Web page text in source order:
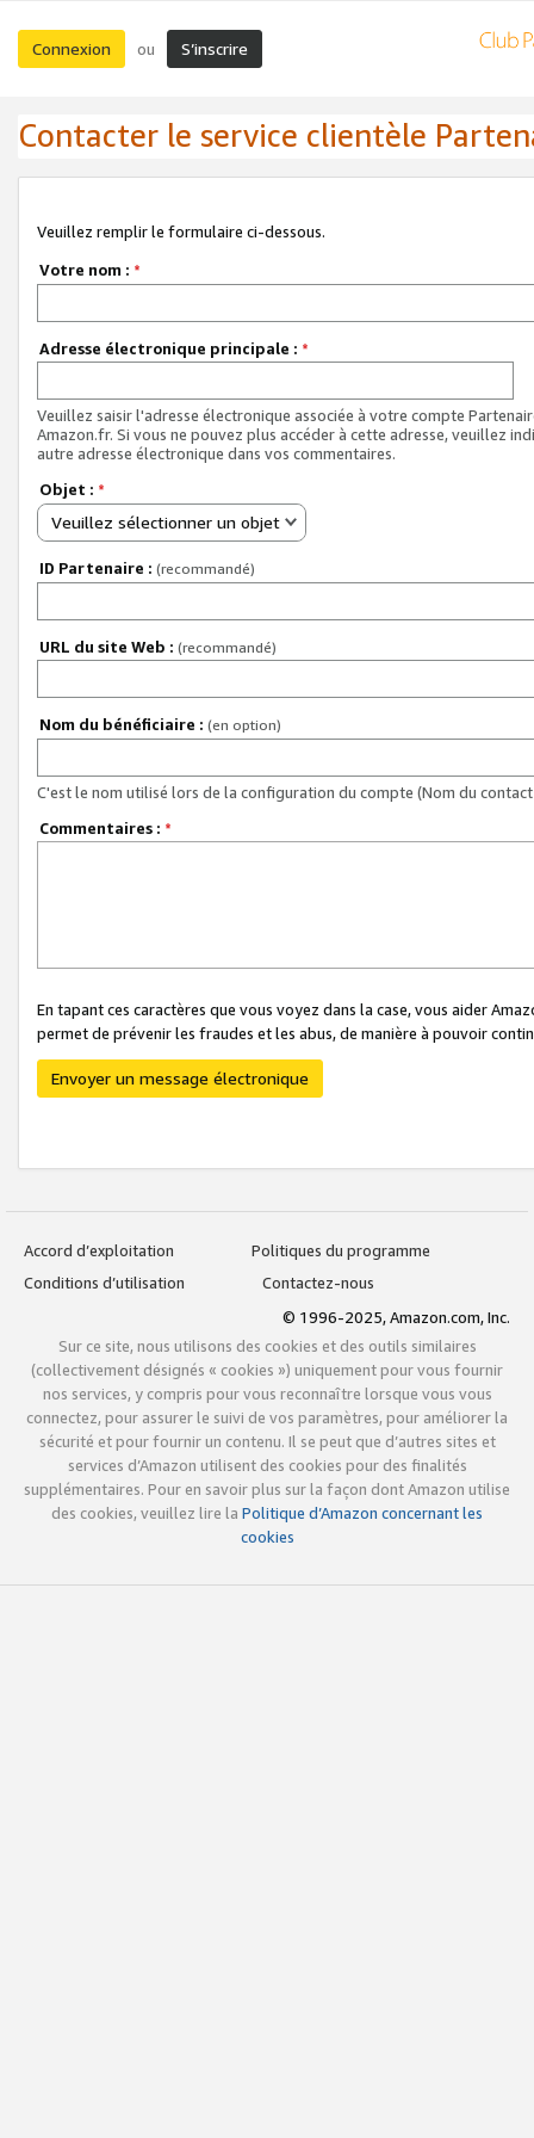
Connexion ou S’inscrire
Contacter le service clientèle
Veuillez remplir le formulaire ci-dessous.
Votre nom : *
Adresse électronique principale : *
Veuillez saisir l'adresse électronique associée à votre compte
Amazon.fr. Si vous ne pouvez plus accéder à cette adresse, veuillez
autre adresse électronique dans vos commentaires.
Objet : *
Veuillez sélectionner un objet
ID Partenaire : (recommandé)
URL du site Web : (recommandé)
Nom du bénéficiaire : (en option)
C'est le nom utilisé lors de la configuration du compte (Nom du
Commentaires : *
En tapant ces caractères que vous voyez dans la case, vous aider
permet de prévenir les fraudes et les abus, de manière à pouvoir
Envoyer un message électronique
Accord d’exploitation
Politiques du programme
Conditions d’utilisation
Contactez-nous
© 1996-2025, Amazon.com, Inc.
Sur ce site, nous utilisons des cookies et des outils similaires
(collectivement désignés « cookies ») uniquement pour vous fournir
nos services, y compris pour vous reconnaître lorsque vous vous
connectez, pour assurer le suivi de vos paramètres, pour améliorer la
sécurité et pour fournir un contenu. Il se peut que d’autres sites et
services d’Amazon utilisent des cookies pour des finalités
supplémentaires. Pour en savoir plus sur la façon dont Amazon utilise
des cookies, veuillez lire la Politique d’Amazon concernant les
cookies